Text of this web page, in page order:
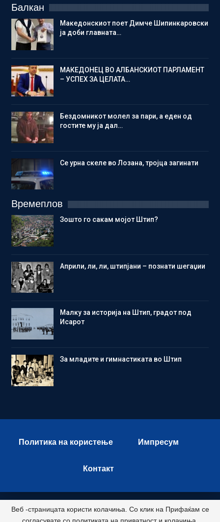
Балкан
Македонскиот поет Димче Шипинкаровски
ја доби главната…
МАКЕДОНЕЦ ВО АЛБАНСКИОТ ПАРЛАМЕНТ
– УСПЕХ ЗА ЦЕЛАТА…
Бездомникот молел за пари, а еден од
гостите му ја дал…
Се урна скеле во Лозана, тројца загинати
Времеплов
Зошто го сакам мојот Штип?
Aприли, ли, ли, штипјани – познати шегаџии
Малку за историја на Штип, градот под
Исарот
Зa младите и гимнастиката во Штип
Политика на користење Импресум
Контакт
© 2026 - Istok Press. All Rights Reserved.
Веб -страницата користи колачиња. Со клик на Прифаќам се